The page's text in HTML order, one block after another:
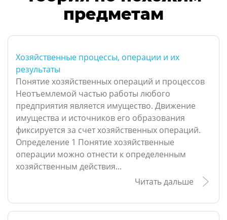
предметам
Хозяйственные процессы, операции и их
результаты
Понятие хозяйственных операций и процессов
Неотъемлемой частью работы любого
предприятия является имущество. Движение
имущества и источников его образования
фиксируется за счет хозяйственных операций.
Определение 1 Понятие хозяйственные
операции можно отнести к определенным
хозяйственным действия...
Читать дальше